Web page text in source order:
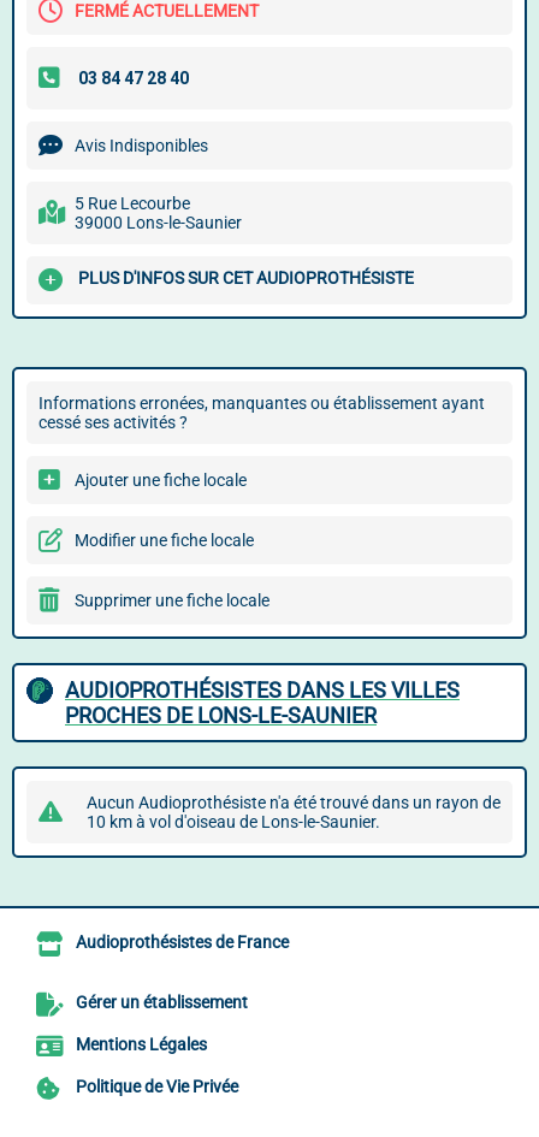
FERMÉ ACTUELLEMENT
Avis Indisponibles
5 Rue Lecourbe
39000 Lons-le-Saunier
PLUS D'INFOS SUR CET AUDIOPROTHÉSISTE
Informations erronées, manquantes ou établissement ayant
cessé ses activités ?
Ajouter une fiche locale
Modifier une fiche locale
Supprimer une fiche locale
AUDIOPROTHÉSISTES DANS LES VILLES
PROCHES DE LONS-LE-SAUNIER
Aucun Audioprothésiste n'a été trouvé dans un rayon de
10 km à vol d'oiseau de Lons-le-Saunier.
Audioprothésistes de France
Gérer un établissement
Mentions Légales
Politique de Vie Privée